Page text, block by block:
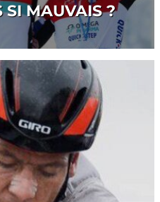
SI MAUVAIS ?